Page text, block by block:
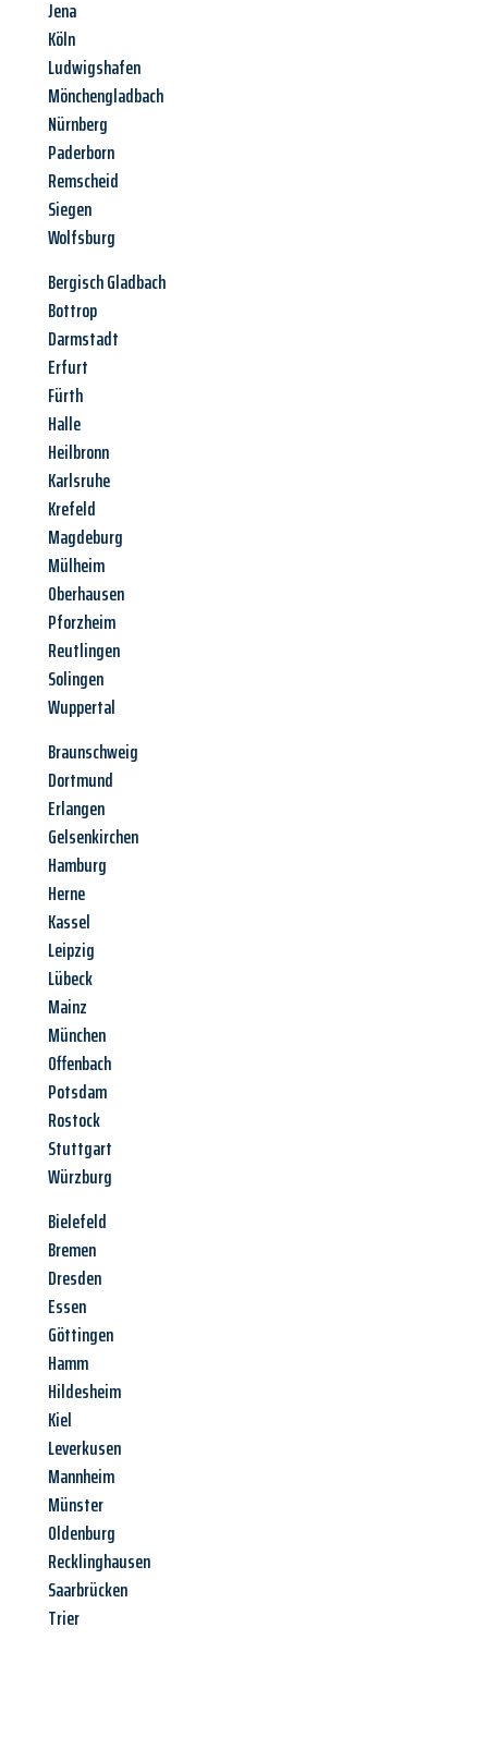
Jena
Köln
Ludwigshafen
Mönchengladbach
Nürnberg
Paderborn
Remscheid
Siegen
Wolfsburg
Bergisch Gladbach
Bottrop
Darmstadt
Erfurt
Fürth
Halle
Heilbronn
Karlsruhe
Krefeld
Magdeburg
Mülheim
Oberhausen
Pforzheim
Reutlingen
Solingen
Wuppertal
Braunschweig
Dortmund
Erlangen
Gelsenkirchen
Hamburg
Herne
Kassel
Leipzig
Lübeck
Mainz
München
Offenbach
Potsdam
Rostock
Stuttgart
Würzburg
Bielefeld
Bremen
Dresden
Essen
Göttingen
Hamm
Hildesheim
Kiel
Leverkusen
Mannheim
Münster
Oldenburg
Recklinghausen
Saarbrücken
Trier